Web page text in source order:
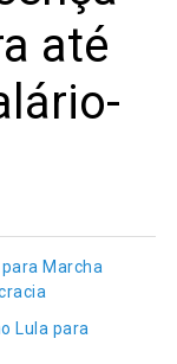
até
Marcha
Lula para